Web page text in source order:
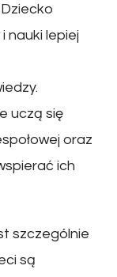
nauki lepiej
uczą się
oraz
ich
szczególnie
są